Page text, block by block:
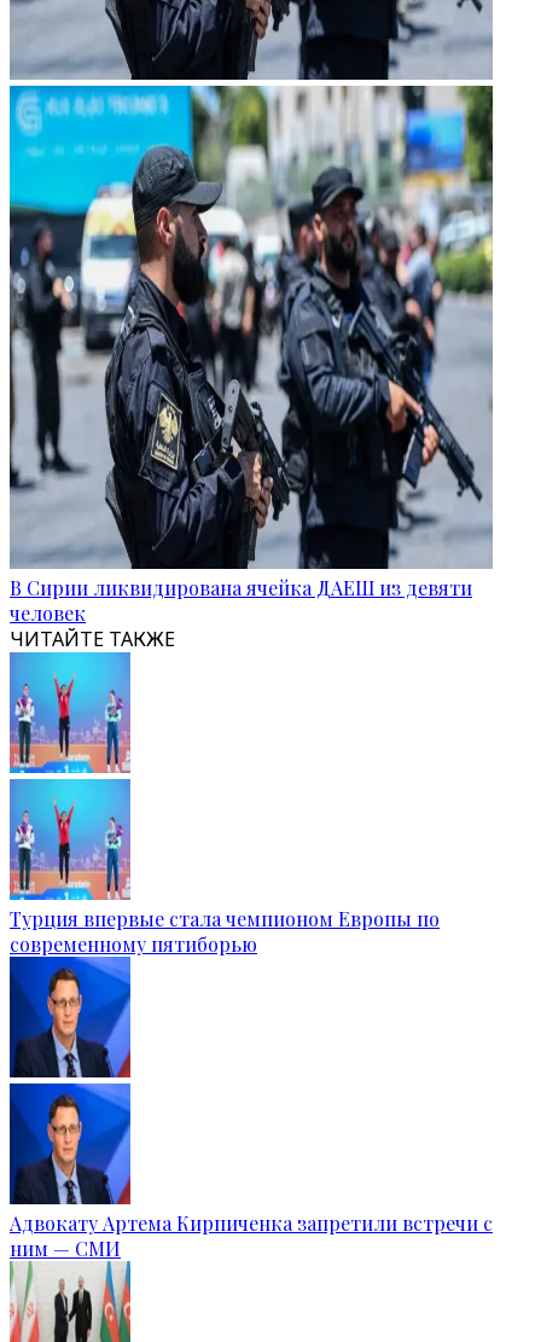
В Сирии ликвидирована ячейка ДАЕШ из девяти
человек
ЧИТАЙТЕ ТАКЖЕ
Турция впервые стала чемпионом Европы по
современному пятиборью
Адвокату Артема Кирпиченка запретили встречи с
ним — СМИ